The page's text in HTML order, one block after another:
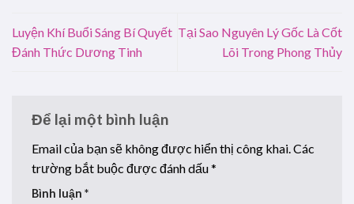
Luyện Khí Buổi Sáng Bí Quyết
Đánh Thức Dương Tinh
Tại Sao Nguyên Lý Gốc Là Cốt
Lõi Trong Phong Thủy
Để lại một bình luận
Email của bạn sẽ không được hiển thị công khai.Các
trường bắt buộc được đánh dấu*
Bình luận *